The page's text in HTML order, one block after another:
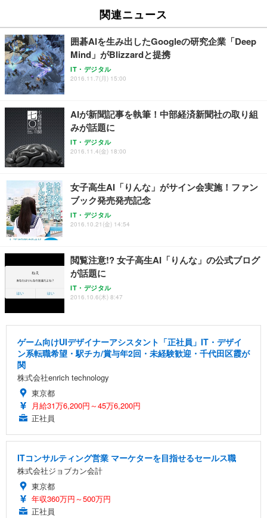
関連ニュース
囲碁AIを生み出したGoogleの研究企業「Deep
Mind」がBlizzardと提携
IT・デジタル
2016.11.7(月) 15:00
AIが新聞記事を執筆！中部経済新聞社の取り組
みが話題に
IT・デジタル
2016.11.4(金) 18:00
女子高生AI「りんな」がサイン会実施！ファン
ブック発売発売記念
IT・デジタル
2016.10.21(金) 14:54
閲覧注意!? 女子高生AI「りんな」の公式ブログ
が話題に
IT・デジタル
2016.10.6(木) 8:47
ゲーム向けUIデザイナーアシスタント「正社員」IT・デザイ
ン系転職希望・駅チカ/賞与年2回・未経験歓迎・千代田区霞が
関
株式会社enrich technology
東京都
月給31万6,200円～45万6,200円
正社員
ITコンサルティング営業 マーケターを目指せるセールス職
株式会社ジョブカン会計
東京都
年収360万円～500万円
正社員